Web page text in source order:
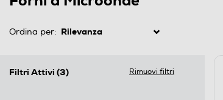
Ordina per:
Filtri Attivi (3) Rimuovi filtri